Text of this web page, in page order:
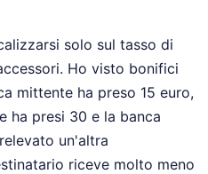
solo sul tasso di
Ho visto bonifici
mittente ha preso 15 euro,
ha presi 30 e la banca
un'altra
riceve molto meno